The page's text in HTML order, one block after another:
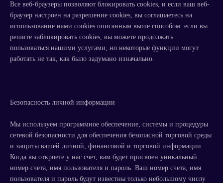
Все веб-браузеры позволяют блокировать cookies, и если ваш веб-
браузер настроен на разрешение cookies, вы соглашаетесь на
использование нами cookies описанным выше способом. если вы
решите заблокировать cookies, вы можете продолжать
пользоваться нашими услугами, но некоторые функции могут
работать не так, как было задумано изначально.
Безопасность личной информации
Мы используем программное обеспечение, системы и процедуры
сетевой безопасности для обеспечения безопасной торговой среды
и защиты вашей личной, финансовой и торговой информации.
Когда вы откроете у нас счет, вам будет присвоен уникальный
номер счета, имя пользователя и пароль. Ваш номер счета, имя
пользователя и пароль будут известны только небольшому числу